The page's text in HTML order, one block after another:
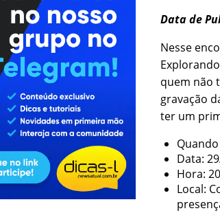
Data de
Nesse
quem não
gravação
ter um
Data:
Hora:
Local: